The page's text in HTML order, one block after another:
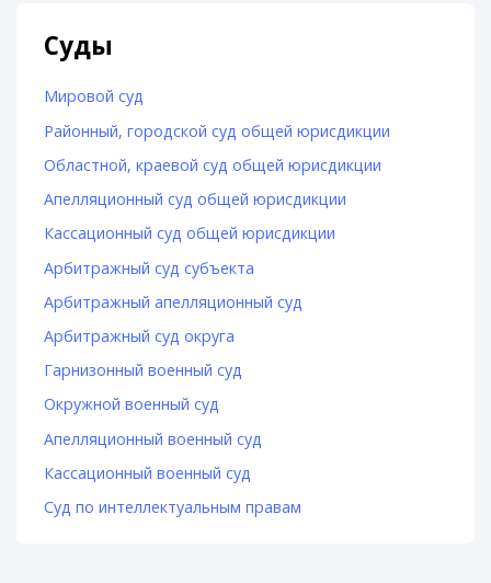
Суды
Мировой суд
Районный, городской суд общей юрисдикции
Областной, краевой суд общей юрисдикции
Апелляционный суд общей юрисдикции
Кассационный суд общей юрисдикции
Арбитражный суд субъекта
Арбитражный апелляционный суд
Арбитражный суд округа
Гарнизонный военный суд
Окружной военный суд
Апелляционный военный суд
Кассационный военный суд
Суд по интеллектуальным правам